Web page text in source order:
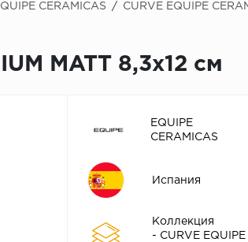
CERAMICAS / CURVE EQUIPE
MATT 8,3x12 см
EQUIPE
CERAMICAS
Испания
Коллекция
- CURVE EQUIPE